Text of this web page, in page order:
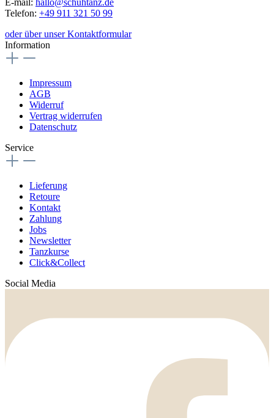
E-mail: hallo@schuhtanz.de
Telefon: +49 911 321 50 99
oder über unser Kontaktformular
Information
Impressum
AGB
Widerruf
Vertrag widerrufen
Datenschutz
Service
Lieferung
Retoure
Kontakt
Zahlung
Jobs
Newsletter
Tanzkurse
Click&Collect
Social Media